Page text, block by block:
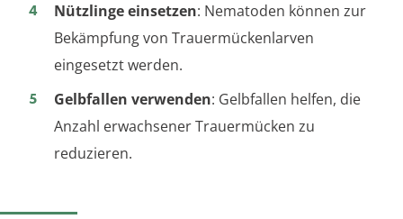
Nützlinge einsetzen: Nematoden können zur
Bekämpfung von Trauermückenlarven
eingesetzt werden.
Gelbfallen verwenden: Gelbfallen helfen, die
Anzahl erwachsener Trauermücken zu
reduzieren.